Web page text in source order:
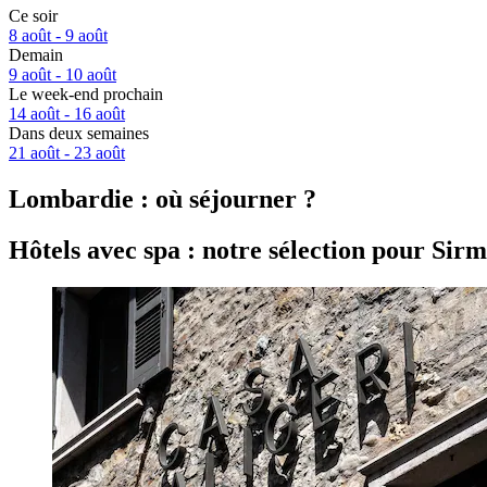
Ce soir
8 août - 9 août
Demain
9 août - 10 août
Le week-end prochain
14 août - 16 août
Dans deux semaines
21 août - 23 août
Lombardie : où séjourner ?
Hôtels avec spa : notre sélection pour